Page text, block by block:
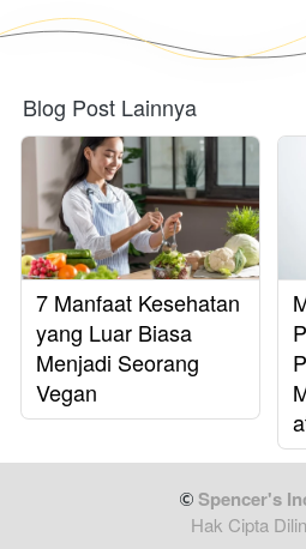
Blog Post Lainnya
7 Manfaat Kesehatan
yang Luar Biasa
Menjadi Seorang
Vegan
Spencer's
Hak Cipta